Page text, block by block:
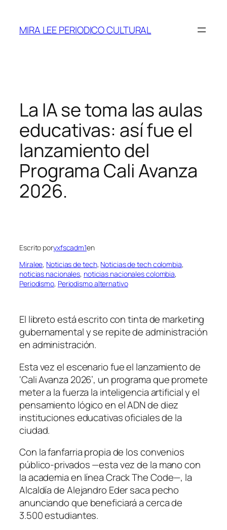
contenido
MIRA LEE PERIODICO CULTURAL
La IA se toma las aulas
educativas: así fue el
lanzamiento del
Programa Cali Avanza
2026.
Escrito poryxfscadm1en
Miralee, Noticias de tech, Noticias de tech colombia
noticias nacionales, noticias nacionales colombia
Periodismo, Periodismo alternativo
El libreto está escrito con tinta de marketing
gubernamental y se repite de administración
en administración.
Esta vez el escenario fue el lanzamiento de
‘Cali Avanza 2026’, un programa que promete
meter a la fuerza la inteligencia artificial y el
pensamiento lógico en el ADN de diez
instituciones educativas oficiales de la
ciudad.
Con la fanfarria propia de los convenios
público-privados —esta vez de la mano con
la academia en línea Crack The Code—, la
Alcaldía de Alejandro Eder saca pecho
anunciando que beneficiará a cerca de
3.500 estudiantes.